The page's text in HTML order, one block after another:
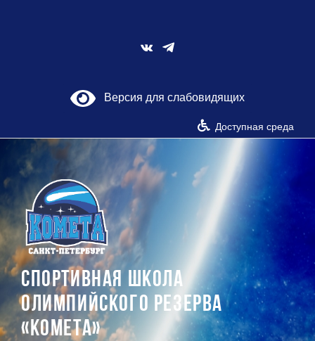
Vk
Версия для слабовидящих
Доступная среда
СПОРТИВНАЯ ШКОЛА
ОЛИМПИЙСКОГО РЕЗЕРВА
«КОМЕТА»